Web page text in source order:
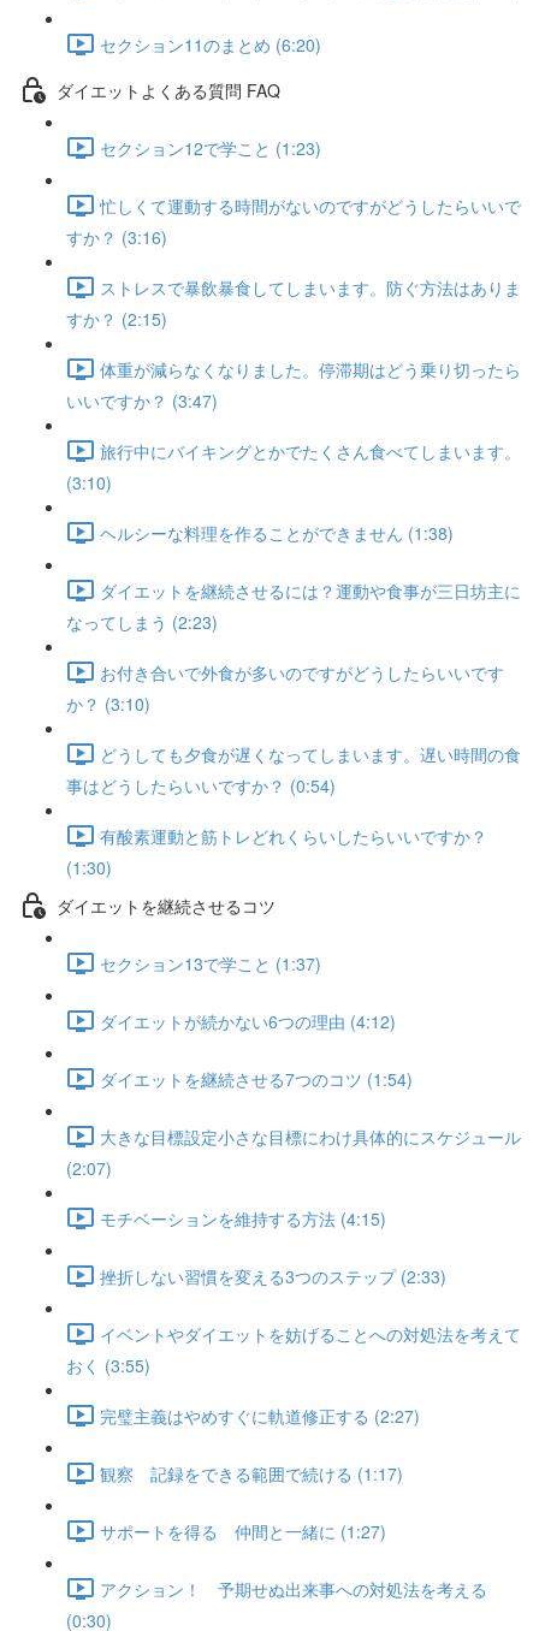
セクション11のまとめ (6:20)
ダイエットよくある質問 FAQ
セクション12で学こと (1:23)
忙しくて運動する時間がないのですがどうしたらいいで
すか？ (3:16)
ストレスで暴飲暴食してしまいます。防ぐ方法はありま
すか？ (2:15)
体重が減らなくなりました。停滞期はどう乗り切ったら
いいですか？ (3:47)
旅行中にバイキングとかでたくさん食べてしまいます。
(3:10)
ヘルシーな料理を作ることができません (1:38)
ダイエットを継続させるには？運動や食事が三日坊主に
なってしまう (2:23)
お付き合いで外食が多いのですがどうしたらいいです
か？ (3:10)
どうしても夕食が遅くなってしまいます。遅い時間の食
事はどうしたらいいですか？ (0:54)
有酸素運動と筋トレどれくらいしたらいいですか？
(1:30)
ダイエットを継続させるコツ
セクション13で学こと (1:37)
ダイエットが続かない6つの理由 (4:12)
ダイエットを継続させる7つのコツ (1:54)
大きな目標設定小さな目標にわけ具体的にスケジュール
(2:07)
モチベーションを維持する方法 (4:15)
挫折しない習慣を変える3つのステップ (2:33)
イベントやダイエットを妨げることへの対処法を考えて
おく (3:55)
完璧主義はやめすぐに軌道修正する (2:27)
観察 記録をできる範囲で続ける (1:17)
サポートを得る 仲間と一緒に (1:27)
アクション！ 予期せぬ出来事への対処法を考える
(0:30)